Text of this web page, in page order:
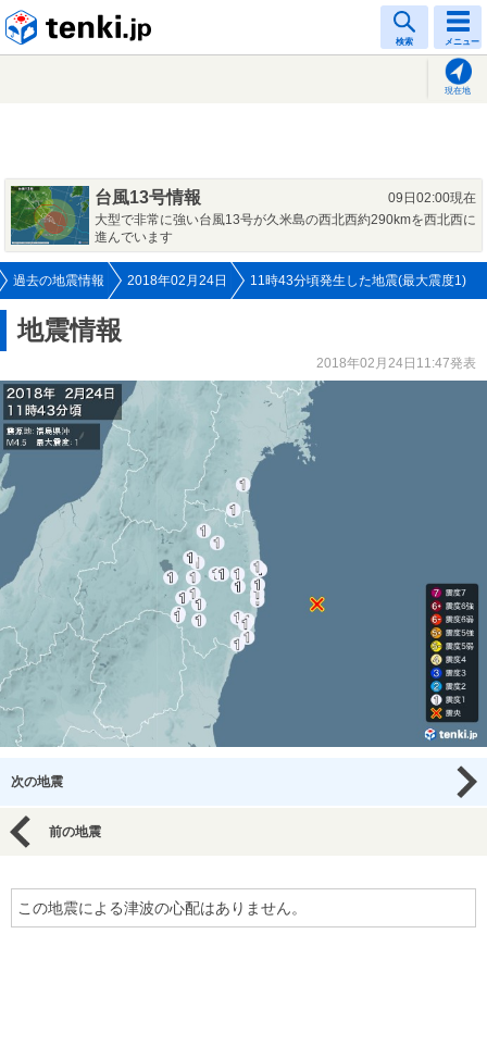
検索 メニュー
現在地
台風13号情報
09日02:00現在
大型で非常に強い台風13号が久米島の西北西約290kmを西北西に
進んでいます
過去の地震情報 2018年02月24日 11時43分頃発生した地震(最大震度1)
地震情報
2018年02月24日11:47発表
次の地震
前の地震
この地震による津波の心配はありません。